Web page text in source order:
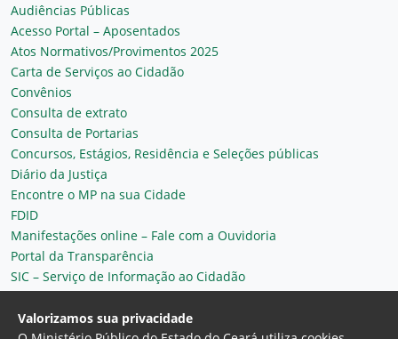
Audiências Públicas
Acesso Portal – Aposentados
Atos Normativos/Provimentos 2025
Carta de Serviços ao Cidadão
Convênios
Consulta de extrato
Consulta de Portarias
Concursos, Estágios, Residência e Seleções públicas
Diário da Justiça
Encontre o MP na sua Cidade
FDID
Manifestações online – Fale com a Ouvidoria
Portal da Transparência
SIC – Serviço de Informação ao Cidadão
Plantão MP do Ceará
Secretaria Geral
Valorizamos sua privacidade